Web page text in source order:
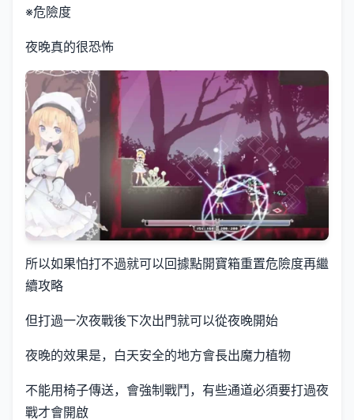
※危險度
夜晚真的很恐怖
所以如果怕打不過就可以回據點開寶箱重置危險度再繼
續攻略
但打過一次夜戰後下次出門就可以從夜晚開始
夜晚的效果是，白天安全的地方會長出魔力植物
不能用椅子傳送，會強制戰鬥，有些通道必須要打過夜
戰才會開啟